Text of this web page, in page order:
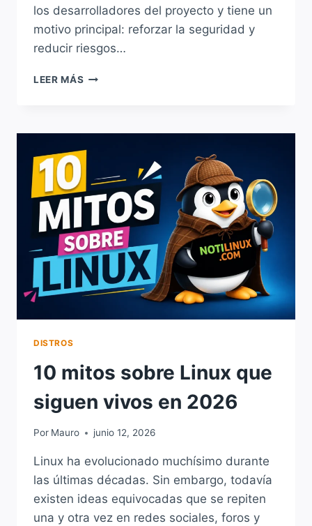
los desarrolladores del proyecto y tiene un
motivo principal: reforzar la seguridad y
reducir riesgos…
LEER MÁS KDE
SOPORTE
PARA
AUR
POR
MOTIVOS
SEGURIDAD
DISTROS
10 mitos sobre Linux que
siguen vivos en 2026
Por Mauro junio 12, 2026
Linux ha evolucionado muchísimo durante
las últimas décadas. Sin embargo, todavía
existen ideas equivocadas que se repiten
una y otra vez en redes sociales, foros y